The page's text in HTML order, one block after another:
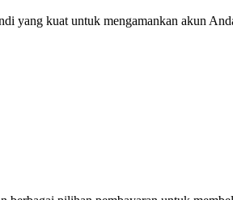
yang kuat untuk mengamankan akun